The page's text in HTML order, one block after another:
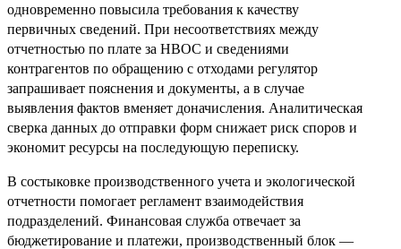
одновременно повысила требования к качеству
первичных сведений. При несоответствиях между
отчетностью по плате за НВОС и сведениями
контрагентов по обращению с отходами регулятор
запрашивает пояснения и документы, а в случае
выявления фактов вменяет доначисления. Аналитическая
сверка данных до отправки форм снижает риск споров и
экономит ресурсы на последующую переписку.
В состыковке производственного учета и экологической
отчетности помогает регламент взаимодействия
подразделений. Финансовая служба отвечает за
бюджетирование и платежи, производственный блок —